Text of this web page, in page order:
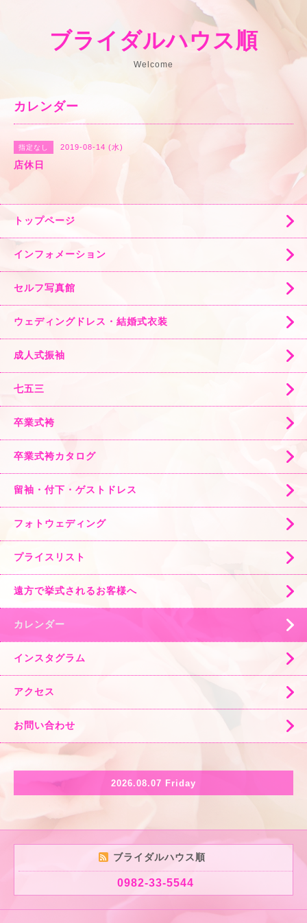
ブライダルハウス順
Welcome
カレンダー
指定なし 2019-08-14 (水)
店休日
トップページ
インフォメーション
セルフ写真館
ウェディングドレス・結婚式衣装
成人式振袖
七五三
卒業式袴
卒業式袴カタログ
留袖・付下・ゲストドレス
フォトウェディング
プライスリスト
遠方で挙式されるお客様へ
カレンダー
インスタグラム
アクセス
お問い合わせ
2026.08.07 Friday
ブライダルハウス順
0982-33-5544